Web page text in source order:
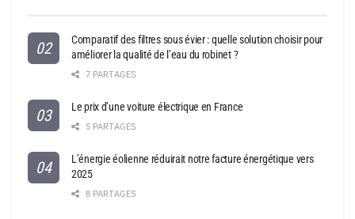
Comparatif des filtres sous évier : quelle solution choisir pour
améliorer la qualité de l’eau du robinet ?
7 PARTAGES
Le prix d’une voiture électrique en France
5 PARTAGES
L’énergie éolienne réduirait notre facture énergétique vers
2025
8 PARTAGES